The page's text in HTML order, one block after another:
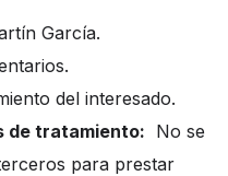
García.
del interesado.
de tratamiento: No se
para prestar